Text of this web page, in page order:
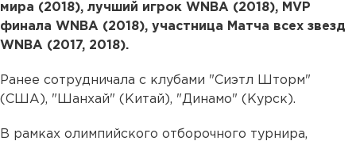
мира (2018), лучший игрок WNBA (2018), MVP
финала WNBA (2018), участница Матча всех звезд
WNBA (2017, 2018).
Ранее сотрудничала с клубами "Сиэтл Шторм"
(США), "Шанхай" (Китай), "Динамо" (Курск).
В рамках олимпийского отборочного турнира,